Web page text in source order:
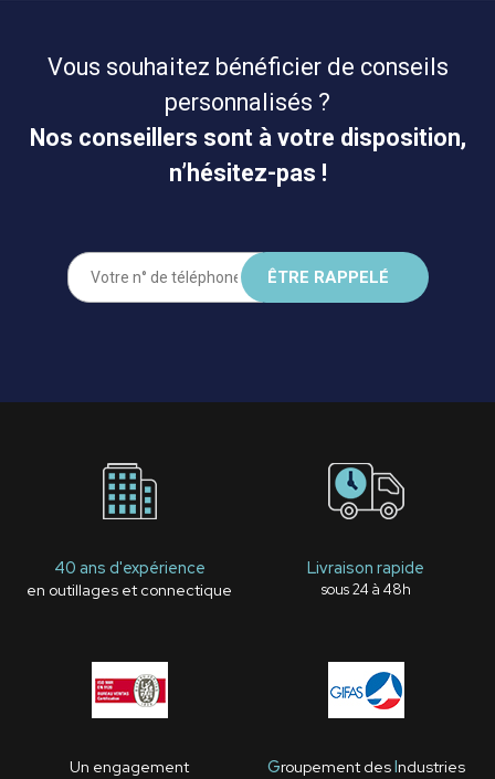
Vous souhaitez bénéficier de conseils
personnalisés ?
Nos conseillers sont à votre disposition,
n’hésitez-pas !
40 ans d'expérience
en outillages et connectique
Livraison rapide
sous 24 à 48h
Un engagement
Groupement desIndustries